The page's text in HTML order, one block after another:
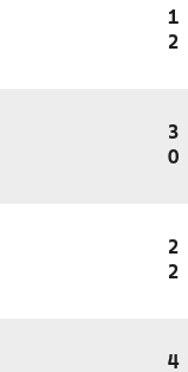
1
2
3
0
2
2
4